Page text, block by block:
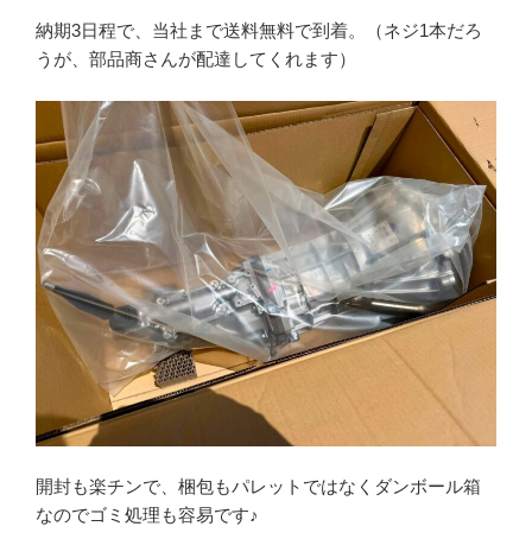
納期3日程で、当社まで送料無料で到着。（ネジ1本だろ
うが、部品商さんが配達してくれます）
開封も楽チンで、梱包もパレットではなくダンボール箱
なのでゴミ処理も容易です♪